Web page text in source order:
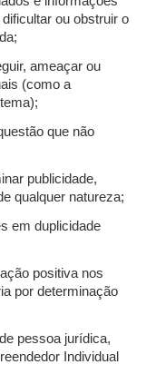
ou obstruir o
ameaçar ou
(como a
que não
publicidade,
qualquer natureza;
em duplicidade
positiva nos
por determinação
pessoa jurídica,
Individual